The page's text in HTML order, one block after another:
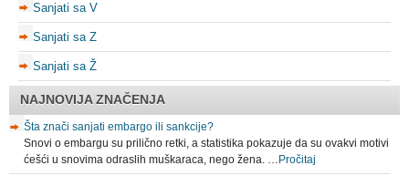
Sanjati sa V
Sanjati sa Z
Sanjati sa Ž
NAJNOVIJA ZNAČENJA
Šta znači sanjati embargo ili sankcije?
Snovi o embargu su prilično retki, a statistika pokazuje da su ovakvi motivi
ćešći u snovima odraslih muškaraca, nego žena. … Pročitaj